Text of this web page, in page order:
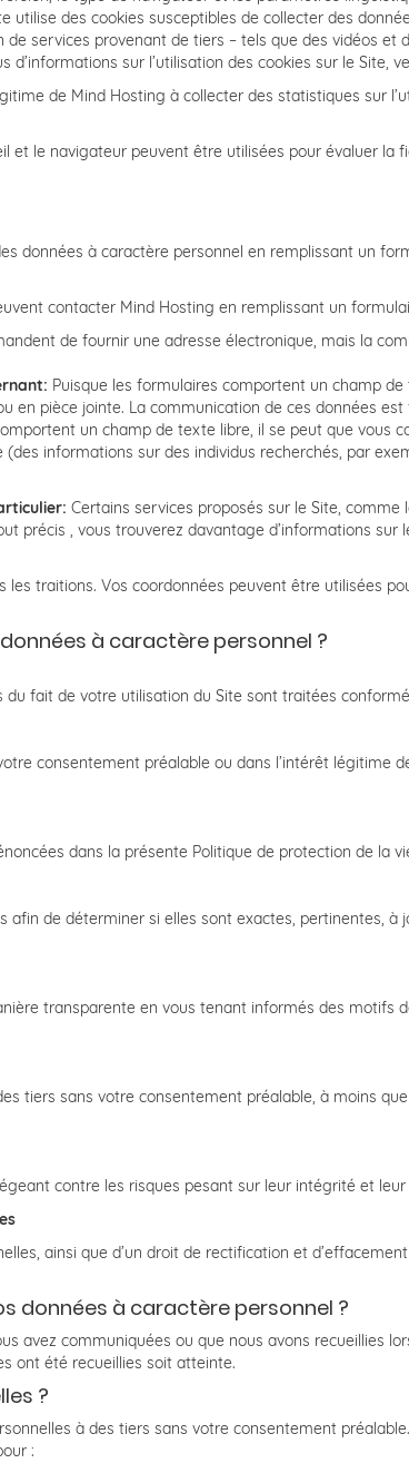
utilise des cookies susceptibles de collecter des
services provenant de tiers – tels que des vidéos et
sur l’utilisation des cookies sur le Site,
de Mind Hosting à collecter des statistiques sur
et le navigateur peuvent être utilisées pour évaluer
données à caractère personnel en remplissant un
contacter Mind Hosting en remplissant un
de fournir une adresse électronique, mais la
Puisque les formulaires comportent un champ
en pièce jointe. La communication de ces données est
un champ de texte libre, il se peut que vous
informations sur des individus recherchés, par
Certains services proposés sur le Site,
précis , vous trouverez davantage d’informations
traitions. Vos coordonnées peuvent être utilisées
à caractère personnel ?
fait de votre utilisation du Site sont traitées
consentement préalable ou dans l’intérêt légitime
dans la présente Politique de protection de la
afin de déterminer si elles sont exactes, pertinentes,
transparente en vous tenant informés des
tiers sans votre consentement préalable, à moins
contre les risques pesant sur leur intégrité et
ainsi que d’un droit de rectification et
données à caractère personnel ?
avez communiquées ou que nous avons recueillies
ont été recueillies soit atteinte.
?
à des tiers sans votre consentement
: